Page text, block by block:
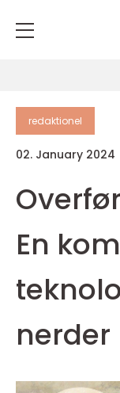
redaktionel
02. January 2024
En
nerder